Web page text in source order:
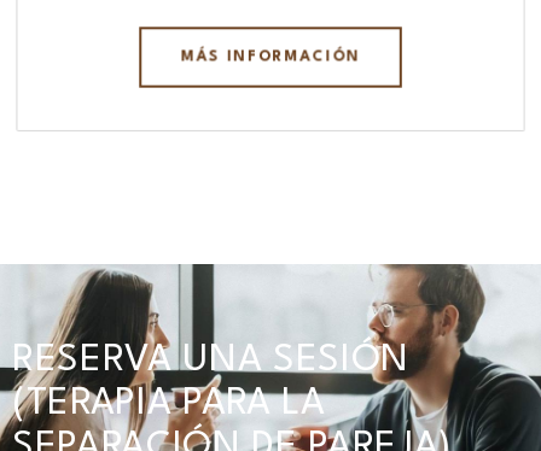
MÁS INFORMACIÓN
RESERVA UNA SESIÓN
(TERAPIA PARA LA